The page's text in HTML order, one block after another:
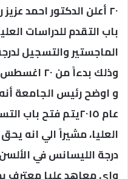
٢٠ أعلن الدكتور احمد
باب التقدم للدراسات
الماجستير والتسجيل
و اوضح رئيس الجامعة
عام ٢٠١٥يتم فتح
العليا، مشيراً الي انه
درجة الليسانس في